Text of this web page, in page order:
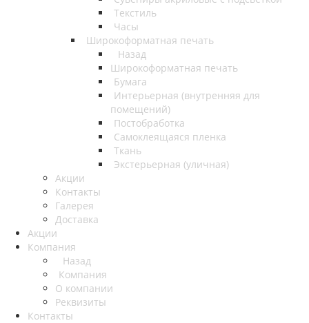
Текстиль
Часы
Широкоформатная печать
Назад
Широкоформатная печать
Бумага
Интерьерная (внутренняя для
помещений)
Постобработка
Самоклеящаяся пленка
Ткань
Экстерьерная (уличная)
Акции
Контакты
Галерея
Доставка
Акции
Компания
Назад
Компания
О компании
Реквизиты
Контакты